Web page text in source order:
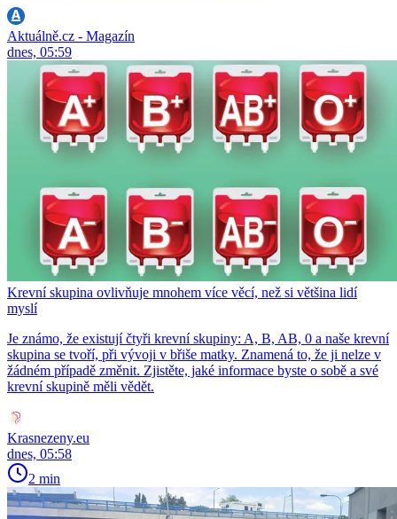
Aktuálně.cz - Magazín
dnes, 05:59
Krevní skupina ovlivňuje mnohem více věcí, než si většina lidí
myslí
Je známo, že existují čtyři krevní skupiny: A, B, AB, 0 a naše krevní
skupina se tvoří, při vývoji v břiše matky. Znamená to, že ji nelze v
žádném případě změnit. Zjistěte, jaké informace byste o sobě a své
krevní skupině měli vědět.
Krasnezeny.eu
dnes, 05:58
2 min